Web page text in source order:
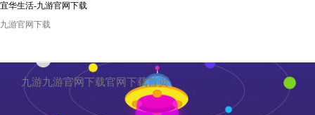
宜华生活-九游官网下载
九游官网下载
九游九游官网下载官网下载首页